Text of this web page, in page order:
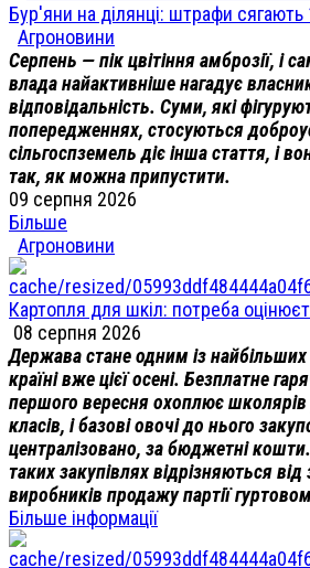
Бур'яни на ділянці: штрафи сягають
Агроновини
Серпень — пік цвітіння амброзії, і
влада найактивніше нагадує
відповідальність. Суми, які
попередженнях, стосуються
сільгоспземель діє інша стаття, і
так, як можна припустити.
09 серпня 2026
Більше
Агроновини
Картопля для шкіл: потреба
08 серпня 2026
Держава стане одним із найбільших
країні вже цієї осені. Безплатне
першого вересня охоплює школярів
класів, і базові овочі до нього
централізовано, за бюджетні
таких закупівлях відрізняються
виробників продажу партії
Більше інформації